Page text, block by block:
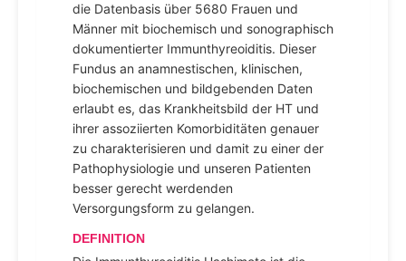
die Datenbasis über 5680 Frauen und
Männer mit biochemisch und sonographisch
dokumentierter Immunthyreoiditis. Dieser
Fundus an anamnestischen, klinischen,
biochemischen und bildgebenden Daten
erlaubt es, das Krankheitsbild der HT und
ihrer assoziierten Komorbiditäten genauer
zu charakterisieren und damit zu einer der
Pathophysiologie und unseren Patienten
besser gerecht werdenden
Versorgungsform zu gelangen.
DEFINITION